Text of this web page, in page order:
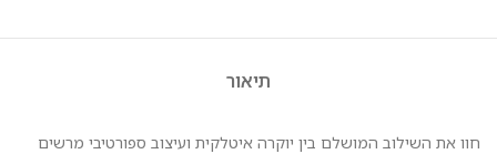
תיאור
חוו את השילוב המושלם בין יוקרה איטלקית ועיצוב ספורטיבי מרשים